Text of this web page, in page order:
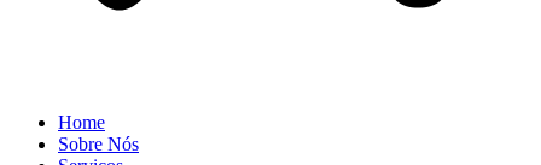
Home
Sobre Nós